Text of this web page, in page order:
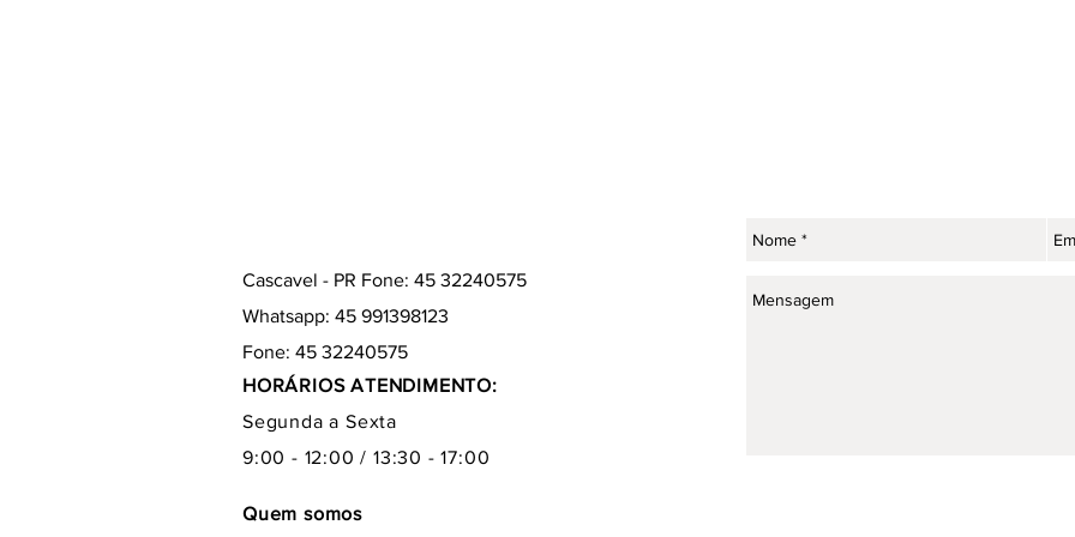
Cascavel - PR Fone: 45 32240575
Whatsapp: 45 991398123
Fone: 45 32240575
HORÁRIOS ATENDIMENTO:
Segunda a Sexta
9:00 - 12:00 / 13:30 - 17:00
Quem somos